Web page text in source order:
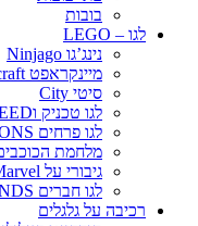
בובות
לגו – LEGO
נינג’גו Ninjago
מיינקראפט Minecraft
סיטי City
לגו טכניק וSPEED
לגו פרחים ICONS
מלחמת הכוכבים Starwars
גיבורי על Marvel
לגו חברים FRIENDS
רכיבה על גלגלים